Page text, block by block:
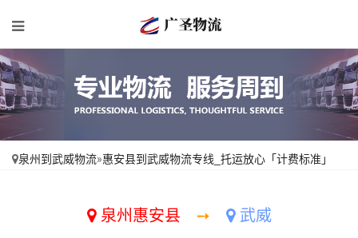
泉州到武威物流»惠安县到武威物流专线_托运放心「计费标准」
泉州惠安县 ➙ 武威